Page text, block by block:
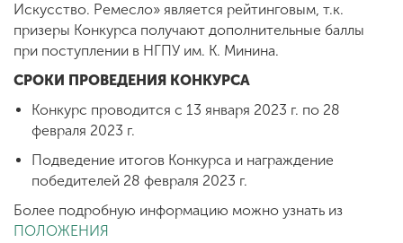
Искусство. Ремесло» является рейтинговым, т.к.
призеры Конкурса получают дополнительные баллы
при поступлении в НГПУ им. К. Минина.
СРОКИ ПРОВЕДЕНИЯ КОНКУРСА
Конкурс проводится с 13 января 2023 г. по 28
февраля 2023 г.
Подведение итогов Конкурса и награждение
победителей 28 февраля 2023 г.
Более подробную информацию можно узнать из
ПОЛОЖЕНИЯ